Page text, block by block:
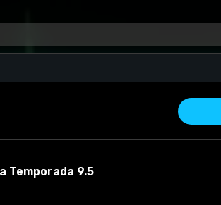
Temporada 9.5